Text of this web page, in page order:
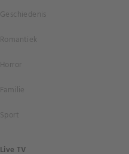
Geschiedenis
Romantiek
Horror
Familie
Sport
Live TV